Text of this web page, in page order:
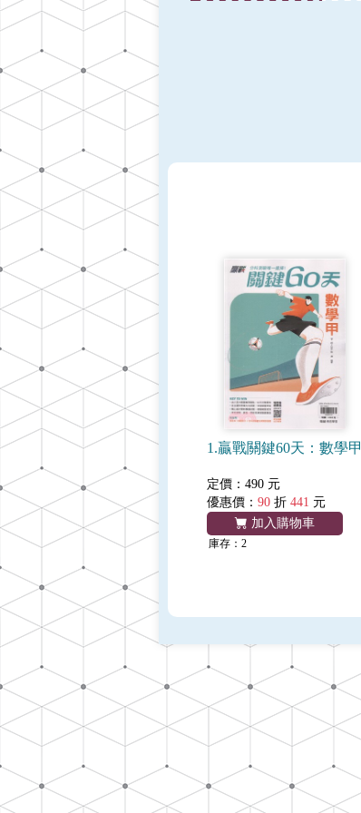
1.贏戰關鍵60天：數學甲
定價：490 元
優惠價： 90折 441 元
加入購物車
庫存：2